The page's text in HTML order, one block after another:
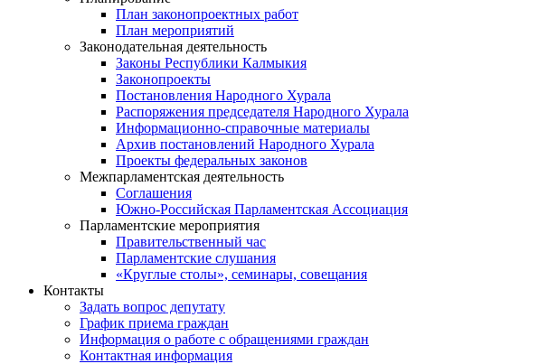
План законопроектных работ
План мероприятий
Законодательная деятельность
Законы Республики Калмыкия
Законопроекты
Постановления Народного Хурала
Распоряжения председателя Народного Хурала
Информационно-справочные материалы
Архив постановлений Народного Хурала
Проекты федеральных законов
Межпарламентская деятельность
Соглашения
Южно-Российская Парламентская Ассоциация
Парламентские мероприятия
Правительственный час
Парламентские слушания
«Круглые столы», семинары, совещания
Контакты
Задать вопрос депутату
График приема граждан
Информация о работе с обращениями граждан
Контактная информация